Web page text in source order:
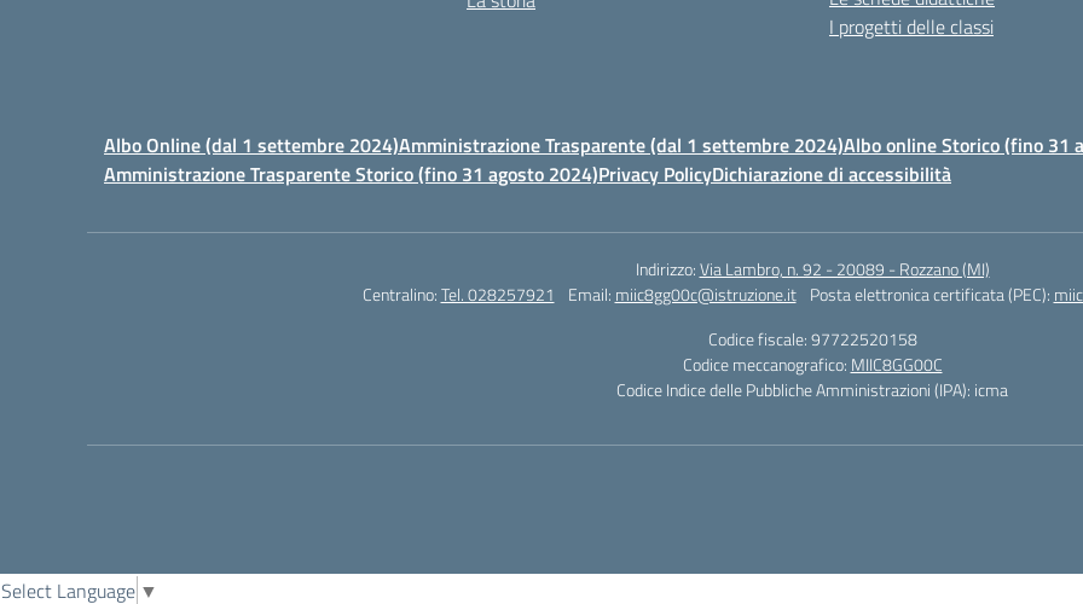
I progetti delle classi
Albo Online (dal 1 settembre 2024)Amministrazione Trasparente (dal 1 settembre 2024)Albo online Storico (fino 31
Amministrazione Trasparente Storico (fino 31 agosto 2024)Privacy PolicyDichiarazione di accessibilità
Indirizzo:Via Lambro, n. 92 - 20089 - Rozzano (MI)
Centralino:Tel. 028257921 Email: miic8gg00c@istruzione.it Posta elettronica certificata (PEC):
Codice fiscale: 97722520158
Codice meccanografico: MIIC8GG00C
Codice Indice delle Pubbliche Amministrazioni (IPA): icma
Select Language ▼